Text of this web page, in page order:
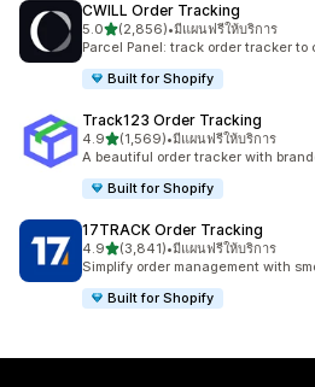
CWILL Order Tracking
5.0เต็ม 5 ดาว
(2,856)
ทั้งหมด 2856 รีวิว
•มีแผนฟรีให้บริการ
Parcel Panel: track order tracker to
Built for Shopify
Track123 Order Tracking
4.9เต็ม 5 ดาว
(1,569)
ทั้งหมด 1569 รีวิว
•มีแผนฟรีให้บริการ
A beautiful order tracker with
Built for Shopify
17TRACK Order Tracking
4.9เต็ม 5 ดาว
(3,841)
ทั้งหมด 3841 รีวิว
•มีแผนฟรีให้บริการ
Simplify order management with
Built for Shopify